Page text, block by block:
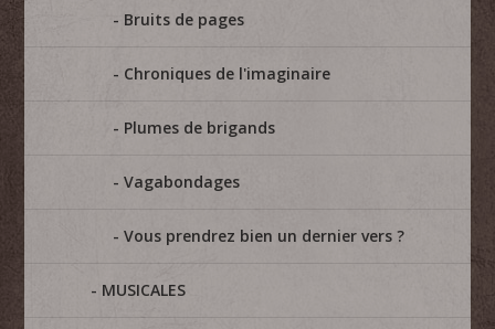
Bruits de pages
Chroniques de l'imaginaire
Plumes de brigands
Vagabondages
Vous prendrez bien un dernier vers ?
MUSICALES